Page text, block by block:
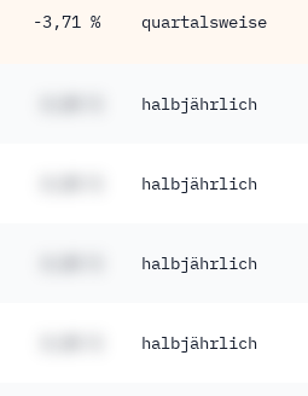
-3,71 % quartalsweise
halbjährlich
halbjährlich
halbjährlich
halbjährlich